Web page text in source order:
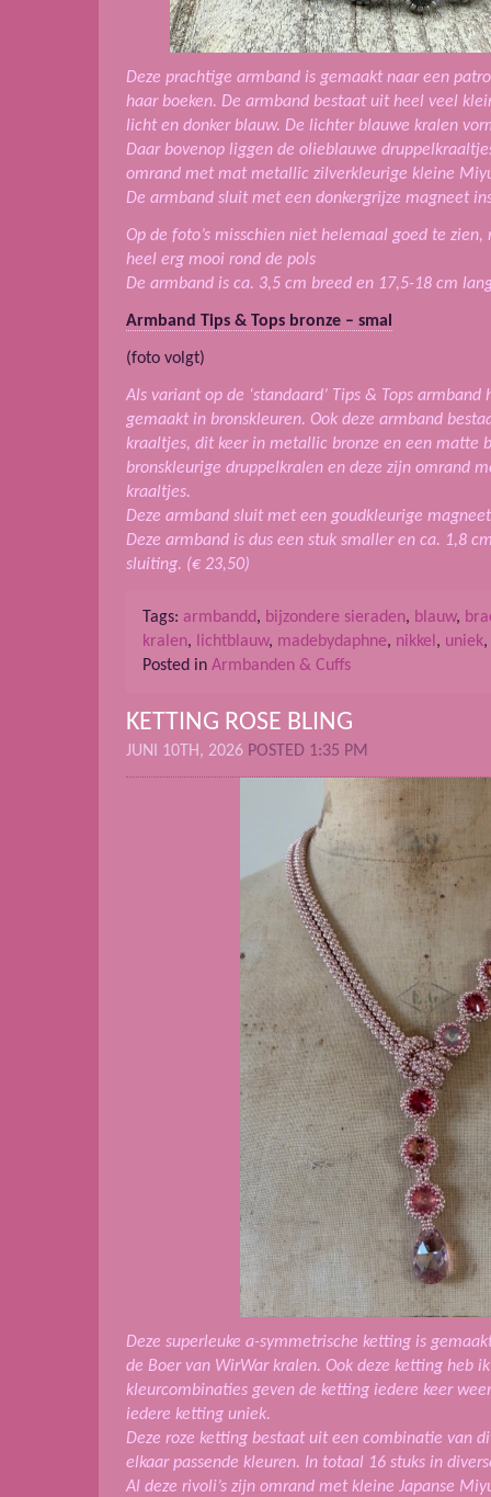
Deze prachtige armband is gemaakt naar een
haar boeken. De armband bestaat uit heel veel
licht en donker blauw. De lichter blauwe kralen
Daar bovenop liggen de olieblauwe
omrand met mat metallic zilverkleurige kleine
De armband sluit met een donkergrijze magneet
Op de foto’s misschien niet helemaal goed te
heel erg mooi rond de pols
De armband is ca. 3,5 cm breed en 17,5-18 cm
Armband Tips & Tops bronze – smal
(foto volgt)
Als variant op de ‘standaard’ Tips & Tops
gemaakt in bronskleuren. Ook deze armband
kraaltjes, dit keer in metallic bronze en een matte
bronskleurige druppelkralen en deze zijn omrand
kraaltjes.
Deze armband sluit met een goudkleurige
Deze armband is dus een stuk smaller en ca. 1,8
sluiting. (€ 23,50)
Tags: armbandd, bijzondere sieraden, blauw,
kralen, lichtblauw, madebydaphne, nikkel , uniek,
Posted in Armbanden & Cuffs
KETTING ROSE BLING
JUNI 10TH, 2026 POSTED 1:35 PM
Deze superleuke a-symmetrische ketting is
de Boer van WirWar kralen. Ook deze ketting heb
kleurcombinaties geven de ketting iedere keer
iedere ketting uniek.
Deze roze ketting bestaat uit een combinatie van
elkaar passende kleuren. In totaal 16 stuks in
Al deze rivoli’s zijn omrand met kleine Japanse